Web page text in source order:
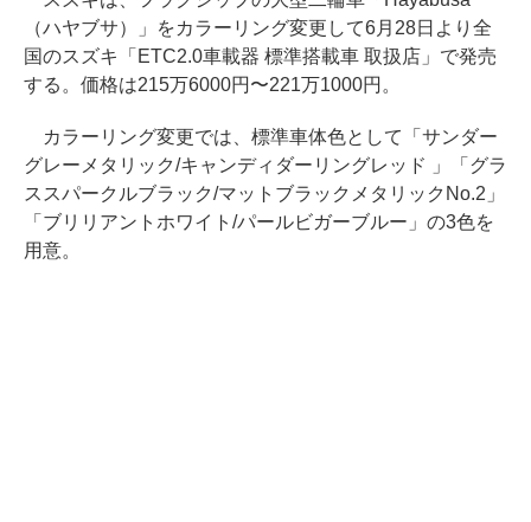
（ハヤブサ）」をカラーリング変更して6月28日より全
国のスズキ「ETC2.0車載器 標準搭載車 取扱店」で発売
する。価格は215万6000円〜221万1000円。
カラーリング変更では、標準車体色として「サンダー
グレーメタリック/キャンディダーリングレッド 」「グラ
ススパークルブラック/マットブラックメタリックNo.2」
「ブリリアントホワイト/パールビガーブルー」の3色を
用意。